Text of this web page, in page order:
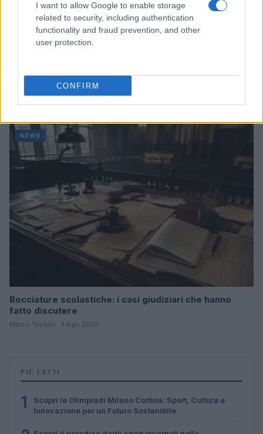
I want to allow Google to enable storage
related to security, including authentication
functionality and fraud prevention, and other
user protection.
CONFIRM
Don Antonio Mazzi: l’ultimo saluto a Milano tra
emozioni e canti
NEWS
Bocciature scolastiche: i casi giudiziari che hanno
fatto discutere
Marco Tessari · 3 Ago 2026
PIÙ LETTI
1
Scopri le Olimpiadi Milano Cortina: Sport, Cultura e
Innovazione per un Futuro Sostenibile